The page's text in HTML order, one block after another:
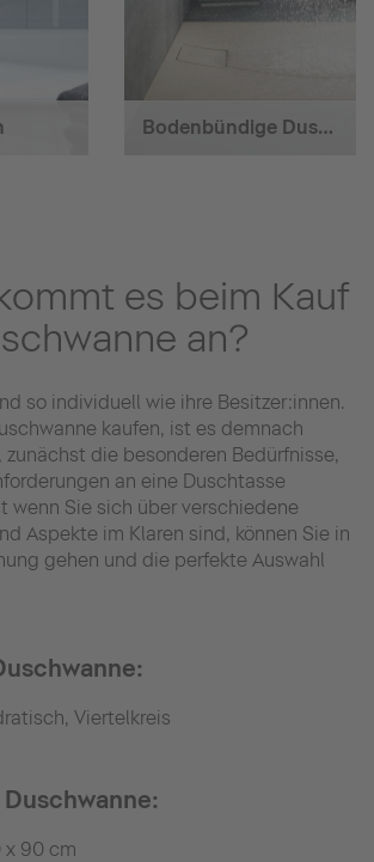
Bodenbündige Duschen
es beim Kauf
an?
so individuell wie ihre Besitzer:innen.
kaufen, ist es demnach
die besonderen Bedürfnisse,
an eine Duschtasse
wenn Sie sich über verschiedene
Aspekte im Klaren sind, können Sie in
gehen und die perfekte Auswahl
Viertelkreis
x 90 cm